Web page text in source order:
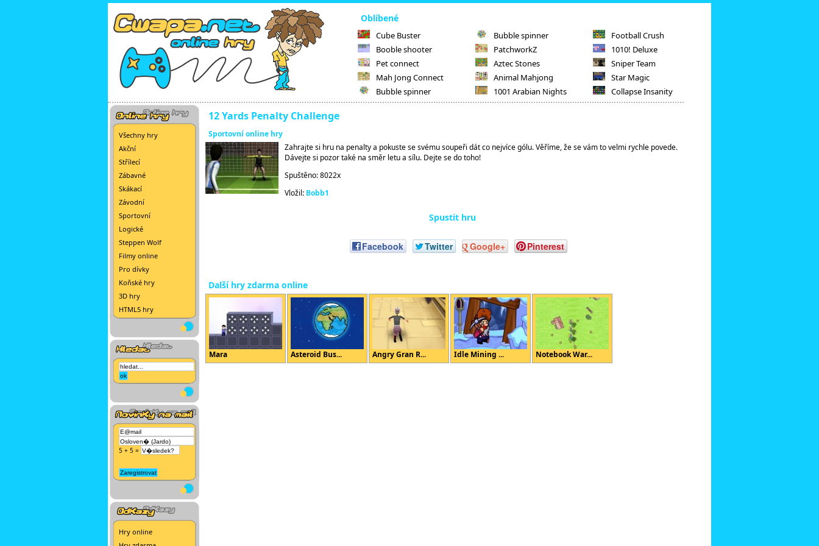
Oblíbené
Cube Buster
Booble shooter
Pet connect
Mah Jong Connect
Bubble spinner
Bubble spinner
PatchworkZ
Aztec Stones
Animal Mahjong
1001 Arabian Nights
Football Crush
1010! Deluxe
Sniper Team
Star Magic
Collapse Insanity
Všechny hry
Akční
Střílecí
Zábavné
Skákací
Závodní
Sportovní
Logické
Steppen Wolf
Filmy online
Pro dívky
Koňské hry
3D hry
HTML5 hry
5 + 5 =
Hry online
12 Yards Penalty Challenge
Sportovní online hry
Zahrajte si hru na penalty a pokuste se svému soupeři dát co nejvíce gólu. Věříme, že se vám to velmi rychle povede.
Dávejte si pozor také na směr letu a sílu. Dejte se do toho!
Spuštěno: 8022x
Vložil: Bobb1
Spustit hru
Facebook Twitter Google+ Pinterest
Další hry zdarma online
Mara Asteroid Bus... Angry Gran R... Idle Mining ... Notebook War...